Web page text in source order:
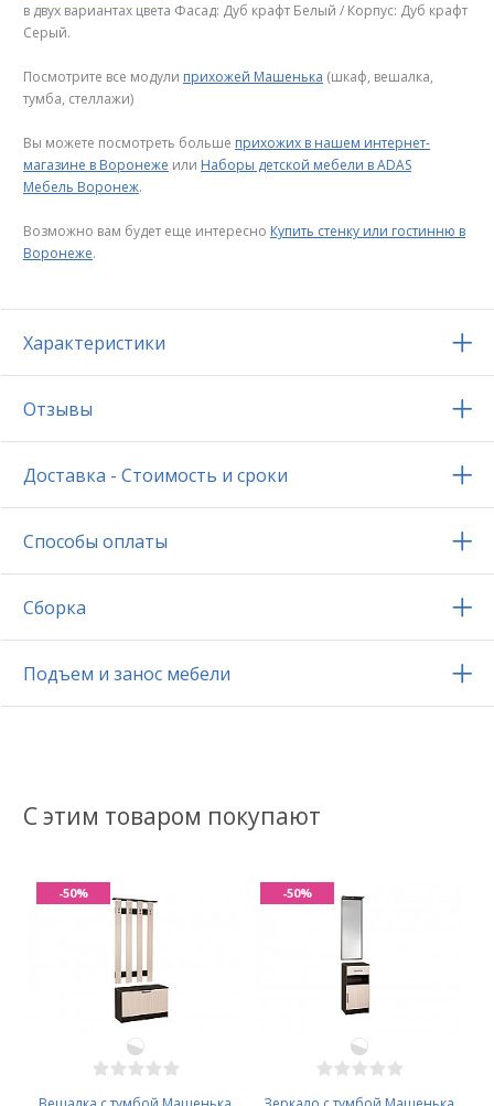
в двух вариантах цвета Фасад: Дуб крафт Белый / Корпус: Дуб крафт
Серый.
Посмотрите все модули прихожей Машенька (шкаф, вешалка,
тумба, стеллажи)
Вы можете посмотреть больше прихожих в нашем интернет-
магазине в Воронеже или Наборы детской мебели в ADAS
Мебель Воронеж.
Возможно вам будет еще интересно Купить стенку или гостинню в
Воронеже.
Характеристики
Отзывы
Доставка - Стоимость и сроки
Способы оплаты
Сборка
Подъем и занос мебели
С этим товаром покупают
-50% -50%